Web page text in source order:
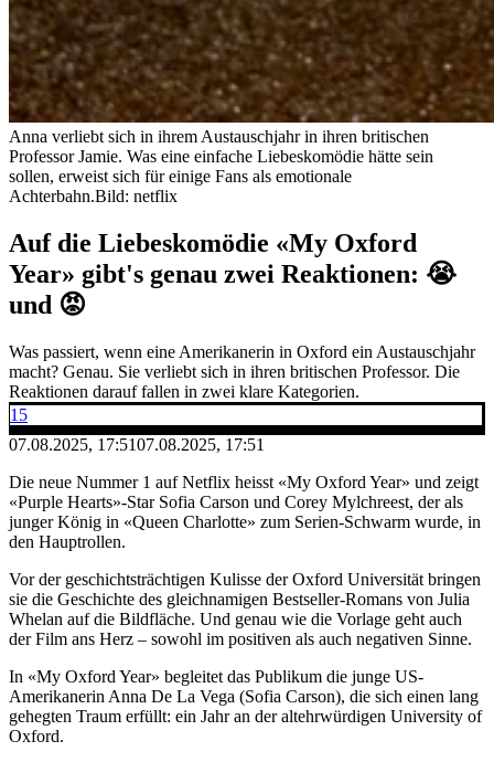
Anna verliebt sich in ihrem Austauschjahr in ihren britischen
Professor Jamie. Was eine einfache Liebeskomödie hätte sein
sollen, erweist sich für einige Fans als emotionale
Achterbahn.Bild: netflix
Auf die Liebeskomödie «My Oxford
Year» gibt's genau zwei Reaktionen: 😭
und 😡
Was passiert, wenn eine Amerikanerin in Oxford ein Austauschjahr
macht? Genau. Sie verliebt sich in ihren britischen Professor. Die
Reaktionen darauf fallen in zwei klare Kategorien.
15
07.08.2025, 17:5107.08.2025, 17:51
Die neue Nummer 1 auf Netflix heisst «My Oxford Year» und zeigt
«Purple Hearts»-Star Sofia Carson und Corey Mylchreest, der als
junger König in «Queen Charlotte» zum Serien-Schwarm wurde, in
den Hauptrollen.
Vor der geschichtsträchtigen Kulisse der Oxford Universität bringen
sie die Geschichte des gleichnamigen Bestseller-Romans von Julia
Whelan auf die Bildfläche. Und genau wie die Vorlage geht auch
der Film ans Herz – sowohl im positiven als auch negativen Sinne.
In «My Oxford Year» begleitet das Publikum die junge US-
Amerikanerin Anna De La Vega (Sofia Carson), die sich einen lang
gehegten Traum erfüllt: ein Jahr an der altehrwürdigen University of
Oxford.